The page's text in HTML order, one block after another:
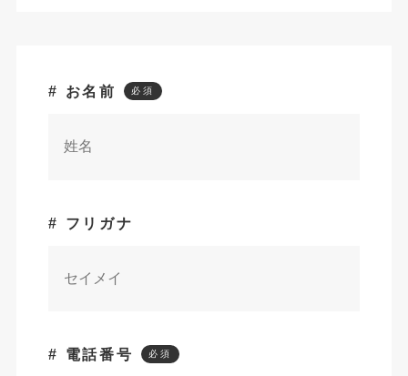
# お名前
# フリガナ
# 電話番号